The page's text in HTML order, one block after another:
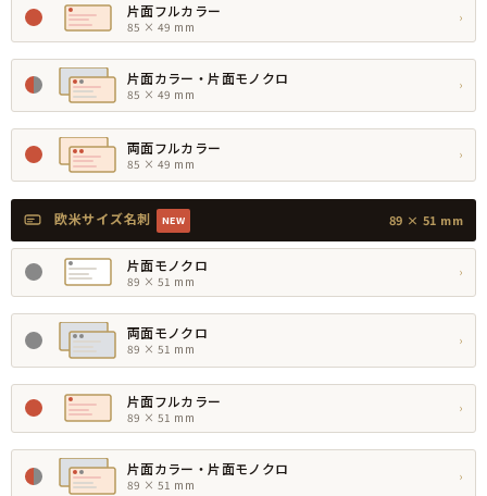
片面フルカラー
85 × 49 mm
›
片面カラー・片面モノクロ
85 × 49 mm
›
両面フルカラー
85 × 49 mm
›
欧米サイズ名刺 NEW 89 × 51 mm
片面モノクロ
89 × 51 mm
›
両面モノクロ
89 × 51 mm
›
片面フルカラー
89 × 51 mm
›
片面カラー・片面モノクロ
89 × 51 mm
›